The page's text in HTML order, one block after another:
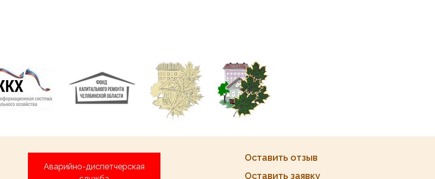
Аварийно-диспетчерская
Оставить отзыв
Оставить заявку